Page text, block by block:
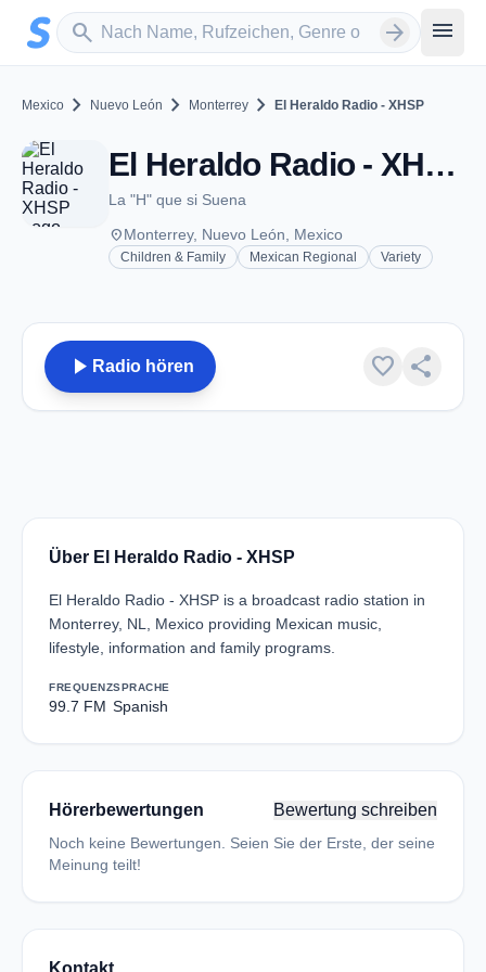
Zum Hauptinhalt springen
search
Sender suchen arrow_forward menu
Mexico chevron_right Nuevo León chevron_right Monterrey chevron_right El Heraldo Radio - XHSP
El Heraldo Radio - XHSP - FM 99.7 - Monterrey, NL
La "H" que si Suena
placeMonterrey, Nuevo León, Mexico
Children & Family Mexican Regional Variety
play_arrow Radio hören favorite share
Über El Heraldo Radio - XHSP
El Heraldo Radio - XHSP is a broadcast radio station in
Monterrey, NL, Mexico providing Mexican music,
lifestyle, information and family programs.
FREQUENZ
99.7 FM
SPRACHE
Spanish
Hörerbewertungen Bewertung schreiben
Noch keine Bewertungen. Seien Sie der Erste, der seine
Meinung teilt!
Kontakt